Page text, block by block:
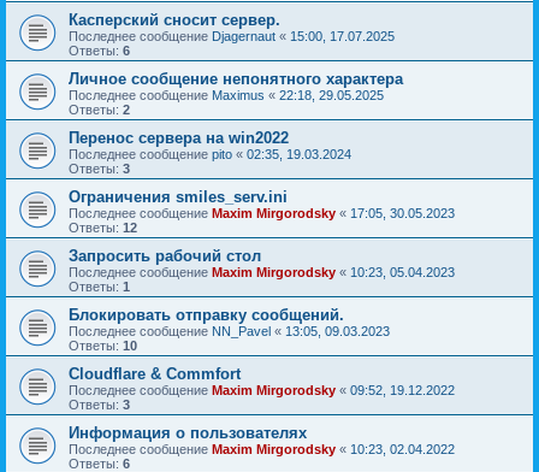
Касперский сносит сервер.
Последнее сообщение Djagernaut « 15:00, 17.07.2025
Ответы: 6
Личное сообщение непонятного характера
Последнее сообщение Maximus « 22:18, 29.05.2025
Ответы: 2
Перенос сервера на win2022
Последнее сообщение pito « 02:35, 19.03.2024
Ответы: 3
Ограничения smiles_serv.ini
Последнее сообщение Maxim Mirgorodsky « 17:05, 30.05.2023
Ответы: 12
Запросить рабочий стол
Последнее сообщение Maxim Mirgorodsky « 10:23, 05.04.2023
Ответы: 1
Блокировать отправку сообщений.
Последнее сообщение NN_Pavel « 13:05, 09.03.2023
Ответы: 10
Cloudflare & Commfort
Последнее сообщение Maxim Mirgorodsky « 09:52, 19.12.2022
Ответы: 3
Информация о пользователях
Последнее сообщение Maxim Mirgorodsky « 10:23, 02.04.2022
Ответы: 6